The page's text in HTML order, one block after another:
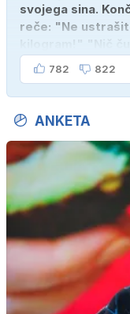
svojega sina.
reče: "Ne
kilogram!" "Nič
ženo poznava
782 822
ANKETA